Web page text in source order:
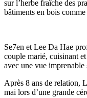
sur l’herbe fraîche des
bâtiments en bois comme
Se7en et Lee Da Hae
couple marié, cuisinant
avec une vue imprenable
Après 8 ans de relation,
mai lors d’une grande